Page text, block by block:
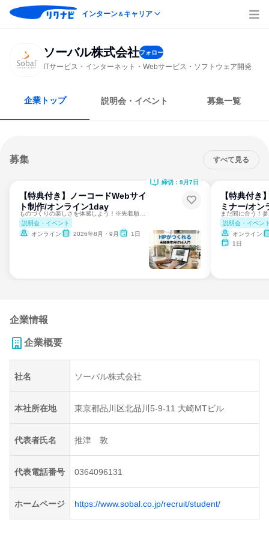
インターン＆キャリア
ソーバル株式会社フォロー
ITサービス・インターネット・Webサービス・ソフトウェア開発
企業トップ 説明会・イベント 募集一覧
募集 すべて見る
【特典付き】ノーコードWebサイ
ト制作/オンライン1day
説明会・イベント
オンライン
2026年8月・9月 1日
締切：9月7日
【特典付き
ミナー/オン
まだ間に合う！
説明会・イベン
オンライン
1日
企業情報
企業概要
社名 ソーバル株式会社
本社所在地 東京都品川区北品川5-9-11 大崎MTビル
代表者氏名 推津 敦
代表電話番号 0364096131
ホームページ https://www.sobal.co.jp/recruit/student/